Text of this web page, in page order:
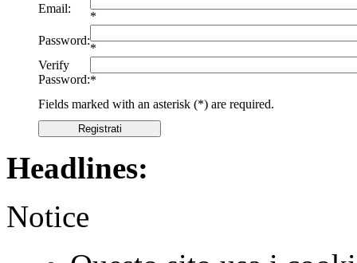
Email:
*
Password:
*
Verify
Password:*
Fields marked with an asterisk (*) are required.
Registrati
Headlines:
Notice